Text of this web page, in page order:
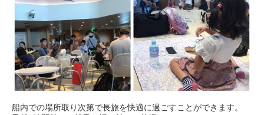
船内での場所取り次第で長旅を快適に過ごすことができます。